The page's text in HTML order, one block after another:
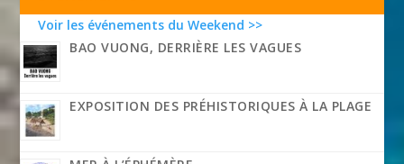
Voir les événements du Weekend >>
BAO VUONG, DERRIÈRE LES VAGUES
EXPOSITION DES PRÉHISTORIQUES À LA PLAGE